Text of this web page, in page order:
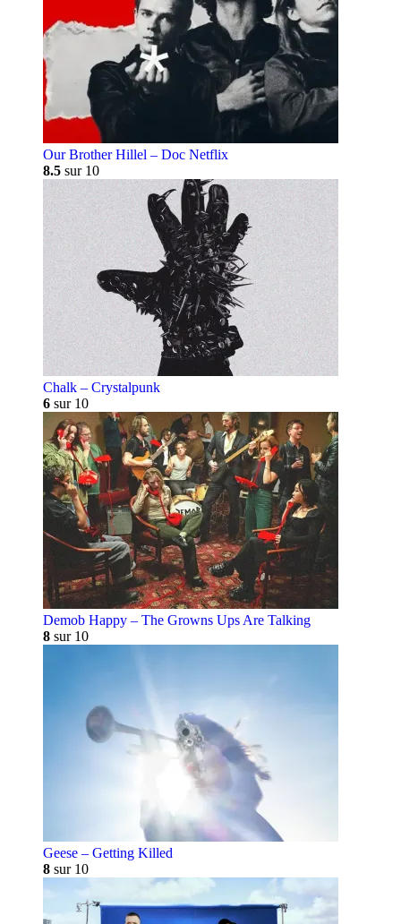
Our Brother Hillel – Doc Netflix
8.5 sur 10
Chalk – Crystalpunk
6 sur 10
Demob Happy – The Growns Ups Are Talking
8 sur 10
Geese – Getting Killed
8 sur 10